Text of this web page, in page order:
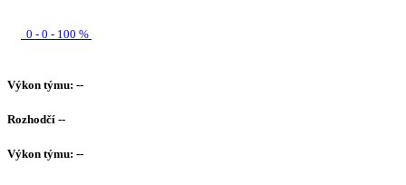
0 - 0 - 100 %
Výkon týmu: --
Rozhodčí --
Výkon týmu: --